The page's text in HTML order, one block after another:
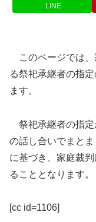
LINE
このページでは、
る祭祀承継者の指
ます。
祭祀承継者の指定
の話し合いでまと
に基づき、家庭裁
ることとなります。
[cc id=1106]